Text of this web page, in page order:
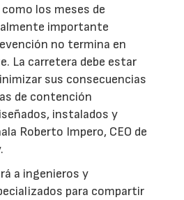
los meses de
importante
no termina en
La carretera debe estar
sus consecuencias
de contención
instalados y
Roberto Impero, CEO de
a ingenieros y
para compartir